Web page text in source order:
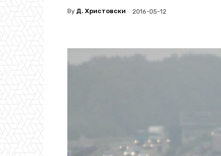
By Д. Христовски 2016-05-12